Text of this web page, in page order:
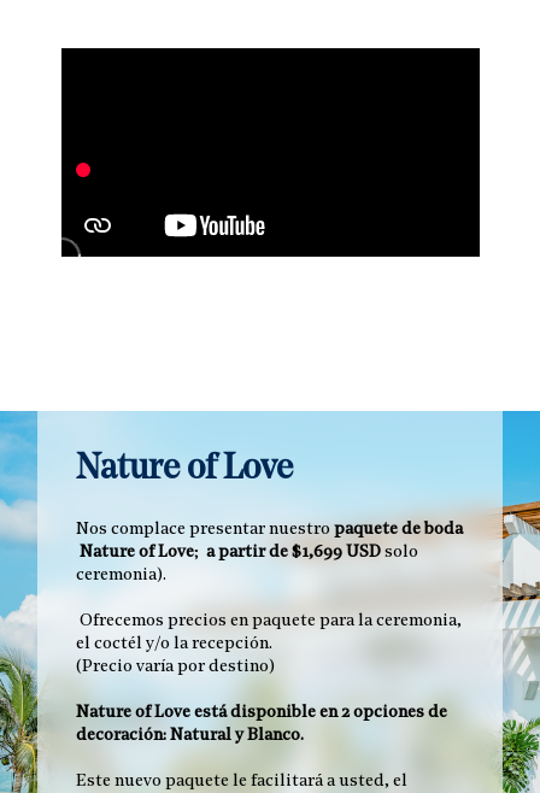
Nature of Love
Nos complace presentar nuestropaquete de boda
Nature of Love;a partir de $1,699 USD solo
ceremonia).
Ofrecemos precios en paquete para la ceremonia,
el coctél y/o la recepción.
(Precio varía por destino)
Nature of Love está disponible en 2 opciones de
decoración: Natural y Blanco.
Este nuevo paquete le facilitará a usted, el